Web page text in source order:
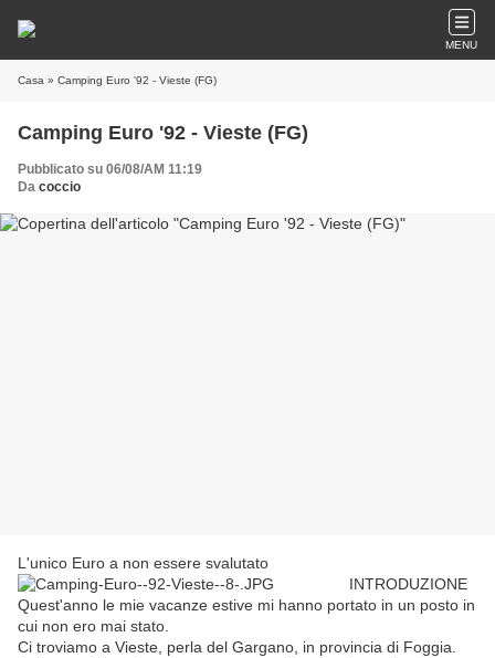
MENU
Casa » Camping Euro '92 - Vieste (FG)
Camping Euro '92 - Vieste (FG)
Pubblicato su 06/08/AM 11:19
Da coccio
L'unico Euro a non essere svalutato
INTRODUZIONE
Quest'anno le mie vacanze estive mi hanno portato in un posto in
cui non ero mai stato.
Ci troviamo a Vieste, perla del Gargano, in provincia di Foggia.